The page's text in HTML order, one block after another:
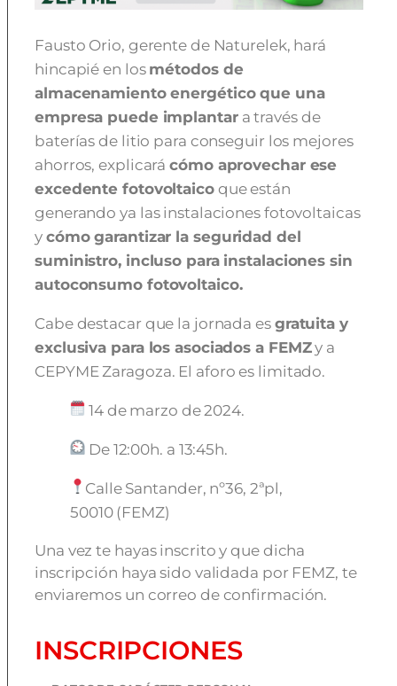
Fausto Orio, gerente de Naturelek, hará
hincapié en los métodos de
almacenamiento energético que una
empresa puede implantara través de
baterías de litio para conseguir los mejores
ahorros, explicarácómo aprovechar ese
excedente fotovoltaicoque están
generando ya las instalaciones fotovoltaicas
y cómo garantizar la seguridad del
suministro, incluso para instalaciones sin
autoconsumo fotovoltaico.
Cabe destacar que la jornada es gratuita y
exclusiva para los asociados a FEMZy a
CEPYME Zaragoza. El aforo es limitado.
14 de marzo de 2024.
De 12:00h. a 13:45h.
Calle Santander, nº36, 2ªpl,
50010 (FEMZ)
Una vez te hayas inscrito y que dicha
inscripción haya sido validada por FEMZ, te
enviaremos un correo de confirmación.
INSCRIPCIONES